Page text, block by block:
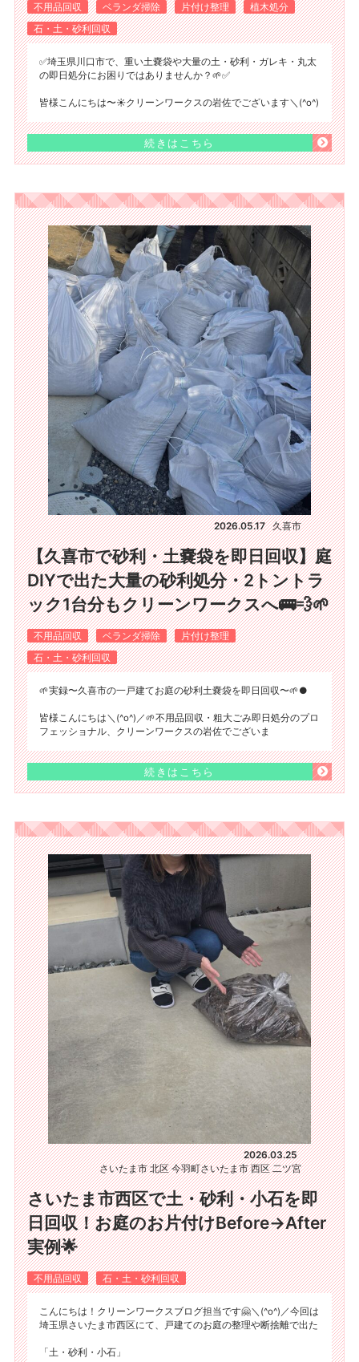
不用品回収 ベランダ掃除 片付け整理
植木処分
石・土・砂利回収
✅️埼玉県川口市で、重い土嚢袋や大量の土・砂利・ガレキ・丸太
の即日処分にお困りではありませんか？🌱✅️
皆様こんにちは〜☀️クリーンワークスの岩佐でございます＼(^o^)
続きはこちら
2026.05.17 久喜市
【久喜市で砂利・土嚢袋を即日回収】庭
DIYで出た大量の砂利処分・2トントラ
ック1台分もクリーンワークスへ🚌💨🌱
不用品回収 ベランダ掃除
片付け整理
石・土・砂利回収
🌱実録〜久喜市の一戸建てお庭の砂利土嚢袋を即日回収〜🌱●
皆様こんにちは＼(^o^)／🌱不用品回収・粗大ごみ即日処分のプロ
フェッショナル、クリーンワークスの岩佐でございま
続きはこちら
2026.03.25
さいたま市 北区 今羽町さいたま市 西区 二ツ宮
さいたま市西区で土・砂利・小石を即
日回収！お庭のお片付けBefore→After
実例🌟
不用品回収 石・土・砂利回収
こんにちは！クリーンワークスブログ担当です🤗＼(^o^)／今回は
埼玉県さいたま市西区にて、戸建てのお庭の整理や断捨離で出た
「土・砂利・小石」